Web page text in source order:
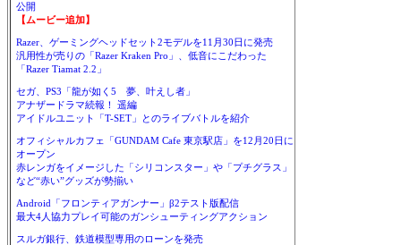
公開
【ムービー追加】
Razer、ゲーミングヘッドセット2モデルを11月30日に発売
汎用性が売りの「Razer Kraken Pro」、低音にこだわった
「Razer Tiamat 2.2」
セガ、PS3「龍が如く5 夢、叶えし者」
アナザードラマ続報！ 遥編
アイドルユニット「T-SET」とのライブバトルを紹介
オフィシャルカフェ「GUNDAM Cafe 東京駅店」を12月20日に
オープン
赤レンガをイメージした「シリコンスター」や「プチグラス」
など“赤い”グッズが勢揃い
Android「フロンティアガンナー」β2テスト版配信
最大4人協力プレイ可能のガンシューティングアクション
スルガ銀行、鉄道模型専用のローンを発売